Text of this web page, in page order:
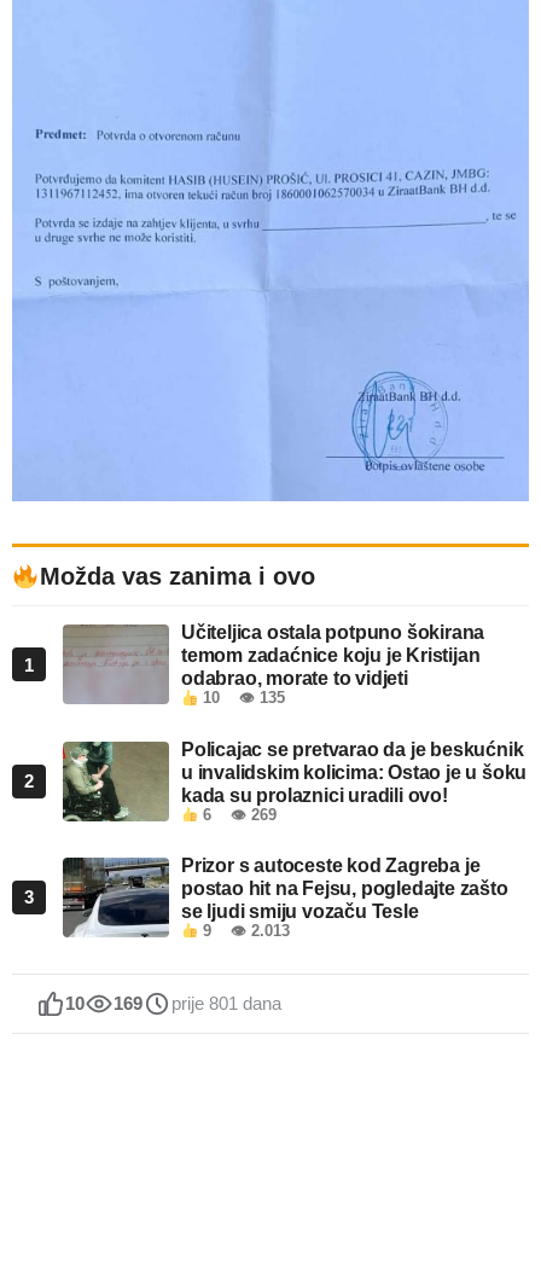
Možda vas zanima i ovo
1
Učiteljica ostala potpuno šokirana
temom zadaćnice koju je Kristijan
odabrao, morate to vidjeti
10 👁 135
2
Policajac se pretvarao da je beskućnik
u invalidskim kolicima: Ostao je u šoku
kada su prolaznici uradili ovo!
6 👁 269
3
Prizor s autoceste kod Zagreba je
postao hit na Fejsu, pogledajte zašto
se ljudi smiju vozaču Tesle
9 👁 2.013
10 169 prije 801 dana